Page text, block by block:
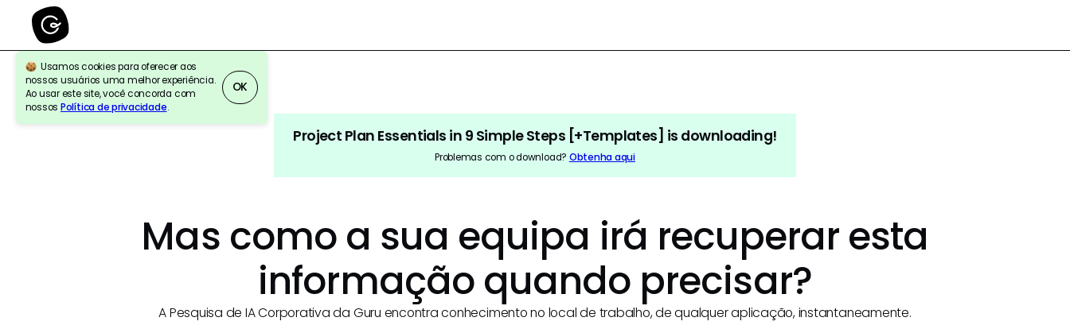
Usamos cookies para oferecer aos
nossos usuários uma melhor experiência.
Ao usar este site, você concorda com
nossos Política de privacidade.
OK
Project Plan Essentials in 9 Simple Steps [+Templates] is downloading!
Problemas com o download? Obtenha aqui
Mas como a sua equipa irá recuperar esta
informação quando precisar?
A Pesquisa de IA Corporativa da Guru encontra conhecimento no local de trabalho, de qualquer aplicação, instantaneamente.